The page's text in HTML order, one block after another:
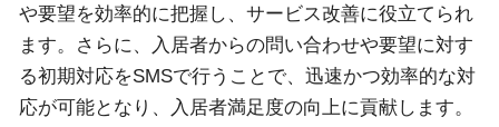
や要望を効率的に把握し、サービス改善に役立てられ
ます。さらに、入居者からの問い合わせや要望に対す
る初期対応をSMSで行うことで、迅速かつ効率的な対
応が可能となり、入居者満足度の向上に貢献します。